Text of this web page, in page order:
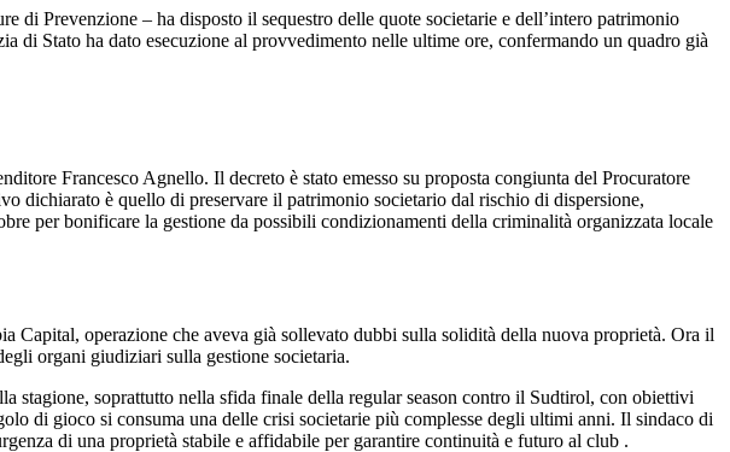
Prevenzione – ha disposto il sequestro delle quote societarie e dell’intero patrimonio
di Stato ha dato esecuzione al provvedimento nelle ultime ore, confermando un quadro già
Francesco Agnello. Il decreto è stato emesso su proposta congiunta del Procuratore
dichiarato è quello di preservare il patrimonio societario dal rischio di dispersione,
per bonificare la gestione da possibili condizionamenti della criminalità organizzata locale
organi giudiziari sulla gestione societaria.
di gioco si consuma una delle crisi societarie più complesse degli ultimi anni. Il sindaco di
di una proprietà stabile e affidabile per garantire continuità e futuro al club .